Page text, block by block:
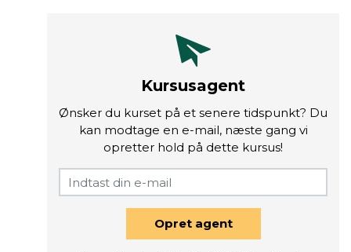
Kursusagent
Ønsker du kurset på et senere tidspunkt? Du
kan modtage en e-mail, næste gang vi
opretter hold på dette kursus!
Opret agent